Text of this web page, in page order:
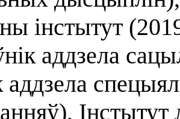
інстытут
аддзела
аддзела
Інстытут